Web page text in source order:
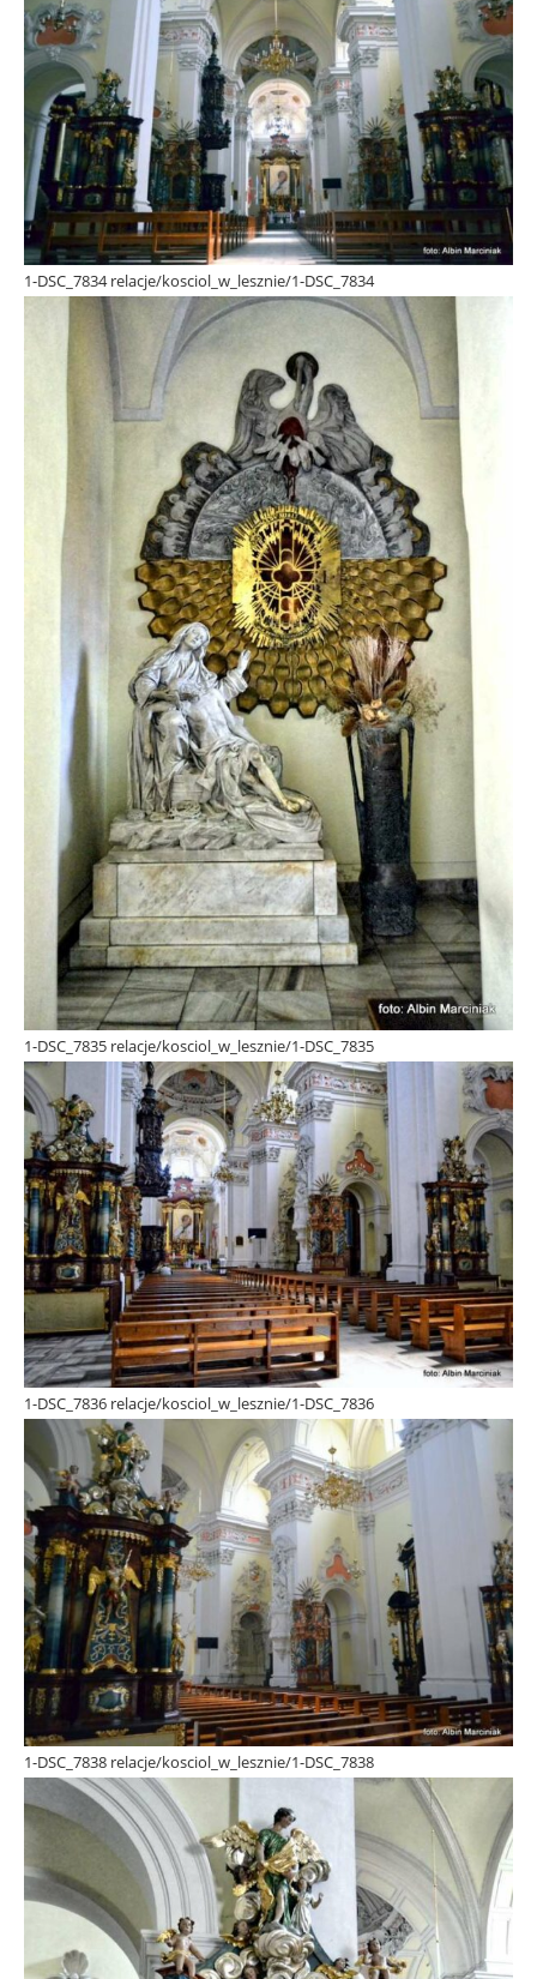
1-DSC_7834 relacje/kosciol_w_lesznie/1-DSC_7834
1-DSC_7835 relacje/kosciol_w_lesznie/1-DSC_7835
1-DSC_7836 relacje/kosciol_w_lesznie/1-DSC_7836
1-DSC_7838 relacje/kosciol_w_lesznie/1-DSC_7838